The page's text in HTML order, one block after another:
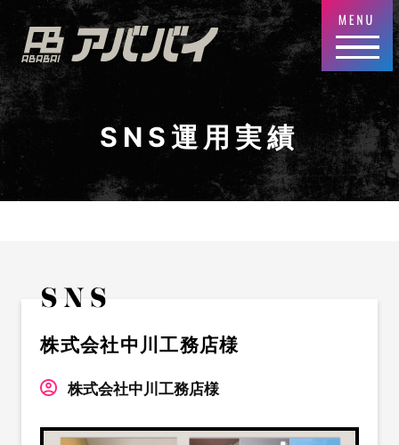
SNS運用実績
株式会社中川工務店様
株式会社中川工務店様